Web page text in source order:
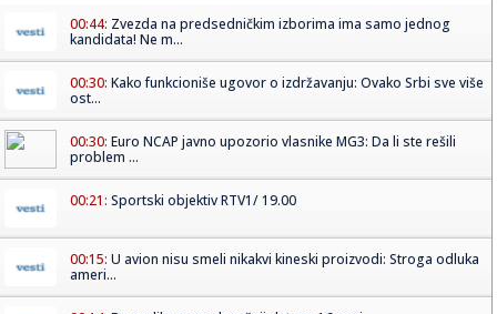
00:44: Zvezda na predsedničkim izborima ima samo jednog
kandidata! Ne m...
00:30: Kako funkcioniše ugovor o izdržavanju: Ovako Srbi sve više
ost...
00:30: Euro NCAP javno upozorio vlasnike MG3: Da li ste rešili
problem ...
00:21: Sportski objektiv RTV1/ 19.00
00:15: U avion nisu smeli nikakvi kineski proizvodi: Stroga odluka
ameri...